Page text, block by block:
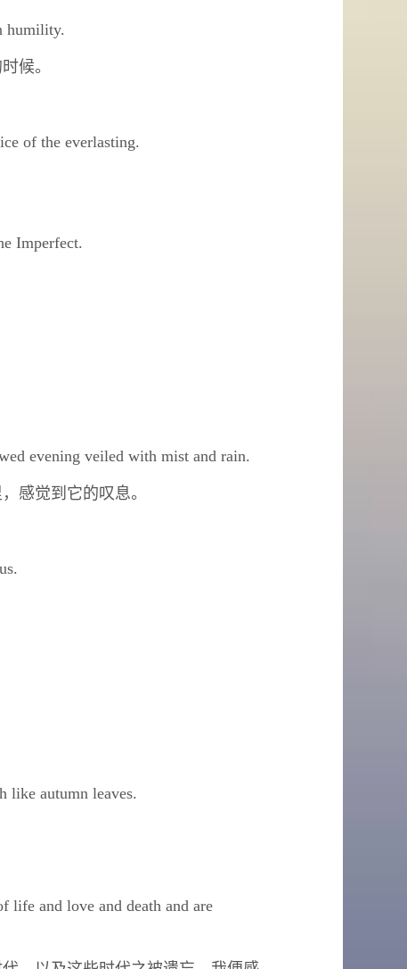
humility.
候。
of the everlasting.
Imperfect.
evening veiled with mist and rain.
感觉到它的叹息。
like autumn leaves.
life and love and death and are